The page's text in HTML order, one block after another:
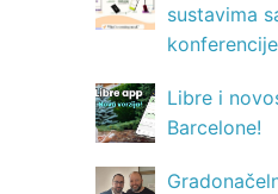
sustavima
konferencije
Libre i
Barcelone!